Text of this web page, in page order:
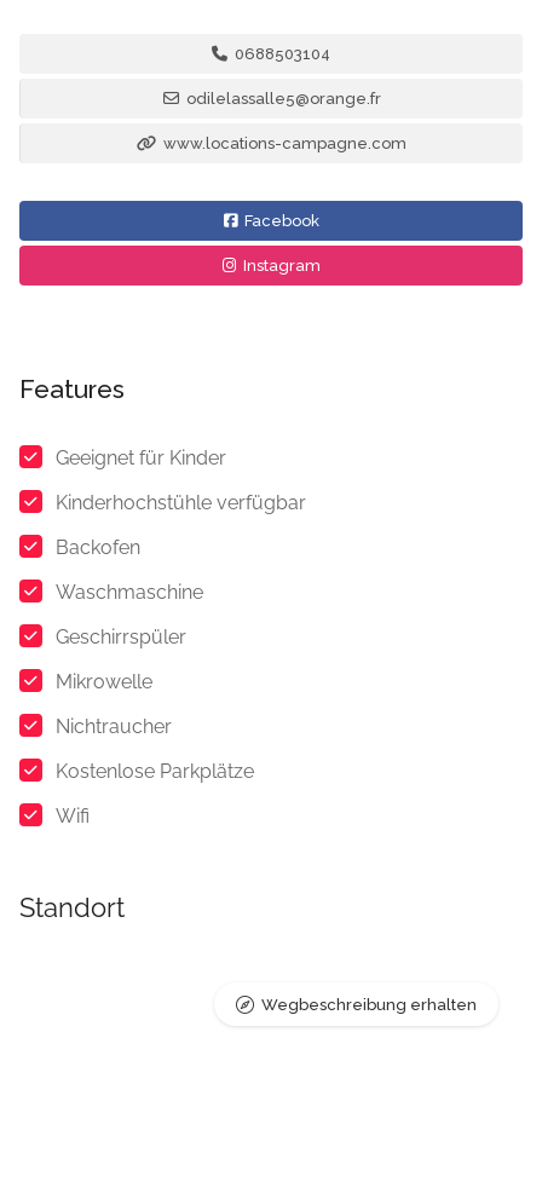
0688503104
odilelassalle5@orange.fr
www.locations-campagne.com
Facebook
Instagram
Features
Geeignet für Kinder
Kinderhochstühle verfügbar
Backofen
Waschmaschine
Geschirrspüler
Mikrowelle
Nichtraucher
Kostenlose Parkplätze
Wifi
Standort
Wegbeschreibung erhalten